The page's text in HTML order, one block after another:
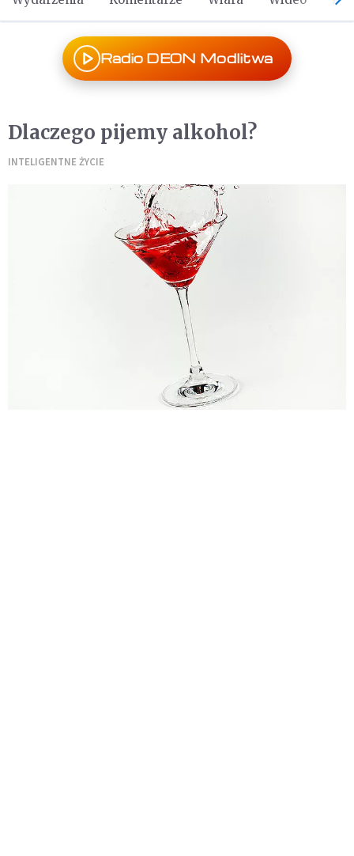
Radio DEON Modlitwa
Dlaczego pijemy alkohol?
INTELIGENTNE ŻYCIE